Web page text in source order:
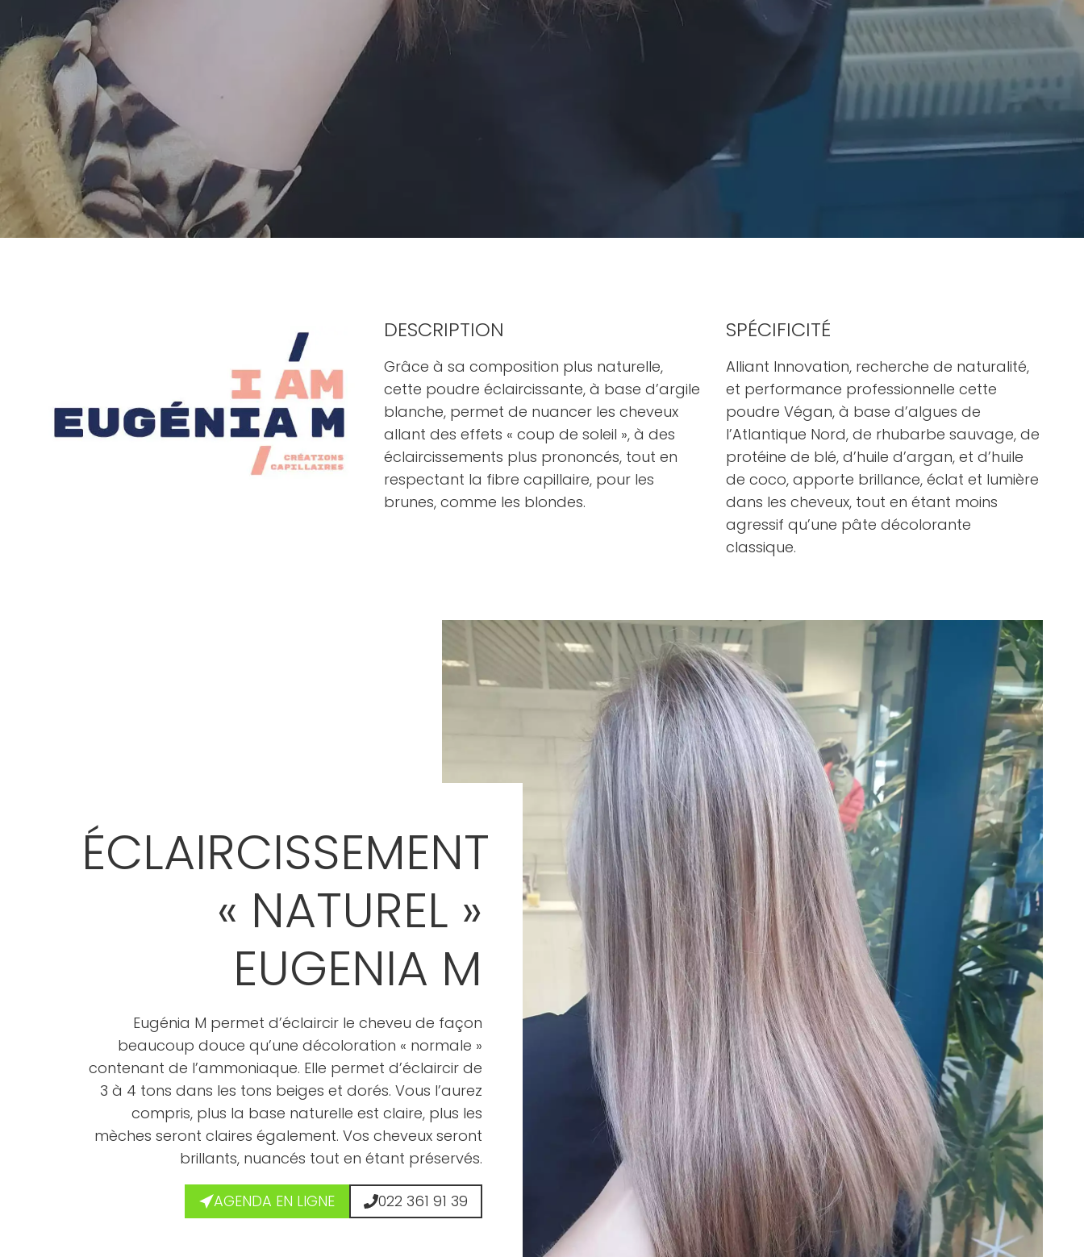
DESCRIPTION
Grâce à sa composition plus naturelle,
cette poudre éclaircissante, à base d’argile
blanche, permet de nuancer les cheveux
allant des effets « coup de soleil », à des
éclaircissements plus prononcés, tout en
respectant la fibre capillaire, pour les
brunes, comme les blondes.
SPÉCIFICITÉ
Alliant Innovation, recherche de naturalité,
et performance professionnelle cette
poudre Végan, à base d’algues de
l’Atlantique Nord, de rhubarbe sauvage, de
protéine de blé, d’huile d’argan, et d’huile
de coco, apporte brillance, éclat et lumière
dans les cheveux, tout en étant moins
agressif qu’une pâte décolorante
classique.
ÉCLAIRCISSEMENT
« NATUREL »
EUGENIA M
Eugénia M permet d’éclaircir le cheveu de façon
beaucoup douce qu’une décoloration « normale »
contenant de l’ammoniaque. Elle permet d’éclaircir de
3 à 4 tons dans les tons beiges et dorés. Vous l’aurez
compris, plus la base naturelle est claire, plus les
mèches seront claires également. Vos cheveux seront
brillants, nuancés tout en étant préservés.
AGENDA EN LIGNE 022 361 91 39